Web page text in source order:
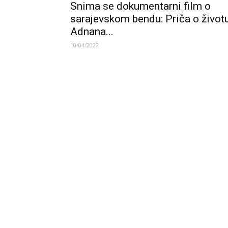
Snima se dokumentarni film o
sarajevskom bendu: Priča o
Adnana...
10/04/2022